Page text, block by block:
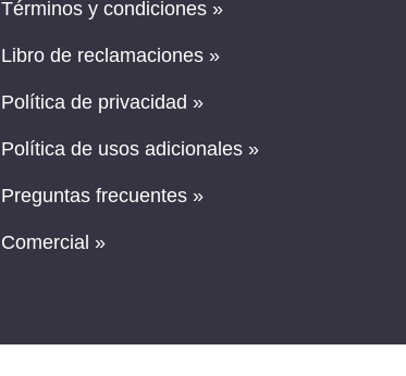
Términos y condiciones »
Libro de reclamaciones »
Política de privacidad »
Política de usos adicionales »
Preguntas frecuentes »
Comercial »